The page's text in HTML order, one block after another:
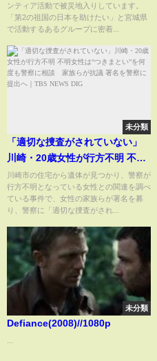
ンティア活動で被災地入りしています。
「第2の祖国の日本を助けたい」と宮城県
で活動するあるグループに密着...
未分類
「適切な捜査がされていない」
川崎・20歳女性が行方不明 不明
女性は“つきまとい”を何度も警
察に相談 家族らが抗議 署名を
警察に提出へ｜TBS NEWS DIG
川崎市の住宅から遺体が見つかり、警察が
行方不明となっている女性との関連を調べ
ている事件で、女性の家族らが署名を募
り、警察に「適切な捜査がされ...
未分類
Defiance(2008)//1080p